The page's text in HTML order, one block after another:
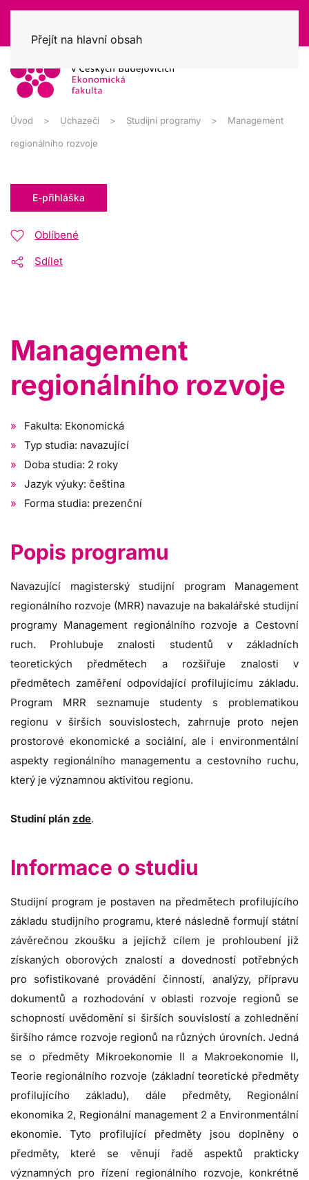
Přejít na hlavní obsah
Úvod Uchazeči Studijní programy Management
regionálního rozvoje
E-přihláška
Oblíbené
Sdílet
Management
regionálního rozvoje
Fakulta: Ekonomická
Typ studia: navazující
Doba studia: 2 roky
Jazyk výuky: čeština
Forma studia: prezenční
Popis programu
Navazující magisterský studijní program Management
regionálního rozvoje (MRR) navazuje na bakalářské studijní
programy Management regionálního rozvoje a Cestovní
ruch. Prohlubuje znalosti studentů v základních
teoretických předmětech a rozšiřuje znalosti v
předmětech zaměření odpovídající profilujícímu základu.
Program MRR seznamuje studenty s problematikou
regionu v širších souvislostech, zahrnuje proto nejen
prostorové ekonomické a sociální, ale i environmentální
aspekty regionálního managementu a cestovního ruchu,
který je významnou aktivitou regionu.
Studiní plán zde.
Informace o studiu
Studijní program je postaven na předmětech profilujícího
základu studijního programu, které následně formují státní
závěrečnou zkoušku a jejichž cílem je prohloubení již
získaných oborových znalostí a dovedností potřebných
pro sofistikované provádění činností, analýzy, přípravu
dokumentů a rozhodování v oblasti rozvoje regionů se
schopností uvědomění si širších souvislostí a zohlednění
širšího rámce rozvoje regionů na různých úrovních. Jedná
se o předměty Mikroekonomie II a Makroekonomie II,
Teorie regionálního rozvoje (základní teoretické předměty
profilujícího základu), dále předměty, Regionální
ekonomika 2, Regionální management 2 a Environmentální
ekonomie. Tyto profilující předměty jsou doplněny o
předměty, které se věnují řadě aspektů prakticky
významných pro řízení regionálního rozvoje, konkrétně